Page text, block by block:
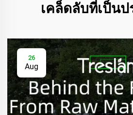
เคล็ดลับที่เป็น
26
Aug